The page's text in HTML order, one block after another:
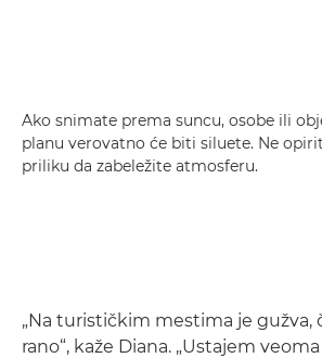
Ako snimate prema suncu, osobe ili
planu verovatno će biti siluete. Ne
priliku da zabeležite atmosferu.
„Na turističkim mestima je gužva,
rano“, kaže Diana. „Ustajem